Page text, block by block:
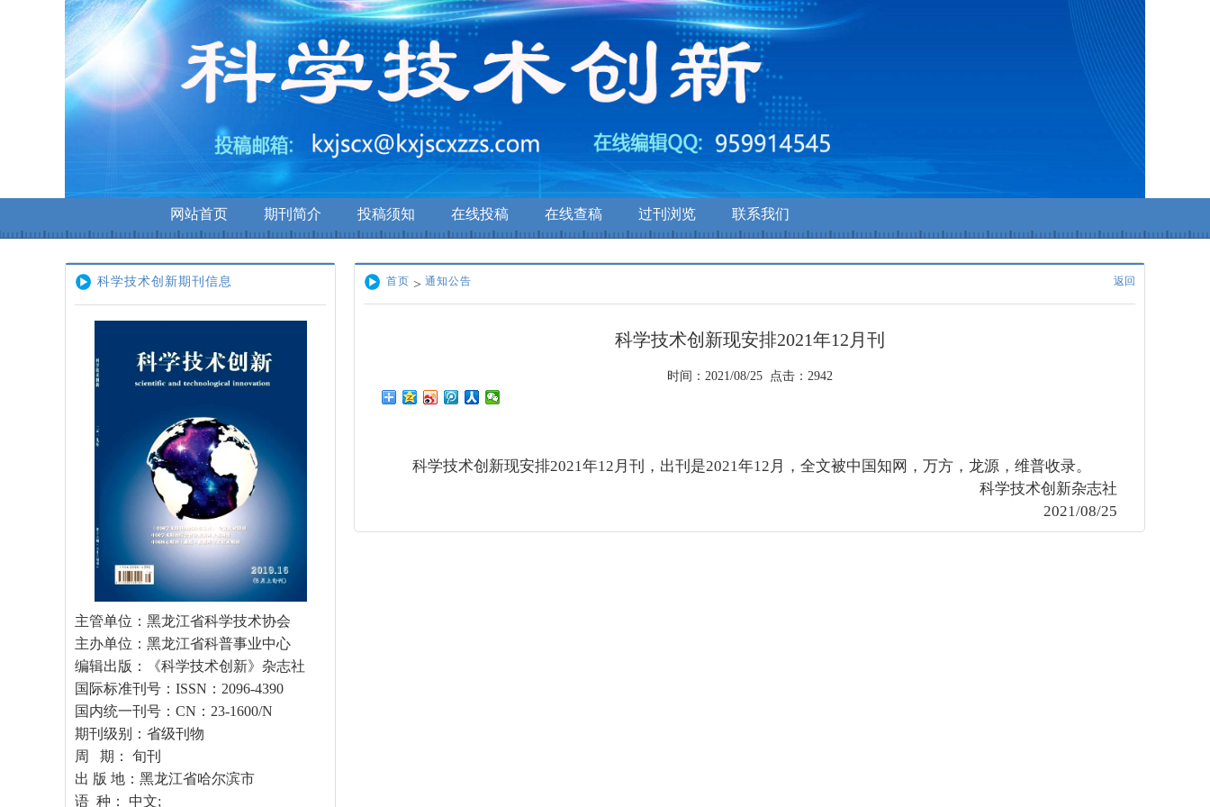
网站首页 期刊简介 投稿须知 在线投稿 在线查稿 过刊浏览 联系我们
重要通知
科学技术创新期刊信息
主管单位：黑龙江省科学技术协会
主办单位：黑龙江省科普事业中心
编辑出版：《科学技术创新》杂志社
国际标准刊号：ISSN：2096-4390
国内统一刊号：CN：23-1600/N
期刊级别：省级刊物
周 期： 旬刊
出 版 地：黑龙江省哈尔滨市
语 种： 中文;
首页 > 通知公告 返回
科学技术创新现安排2021年12月刊
时间：2021/08/25 点击：2942
科学技术创新现安排2021年12月刊，出刊是2021年12月，全文被中国知网，万方，龙源，维普收录。
科学技术创新杂志社
2021/08/25